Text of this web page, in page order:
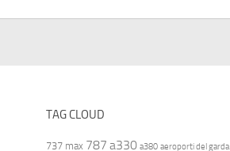
TAG CLOUD
737 max 787 a330 a380 aeroporti del garda